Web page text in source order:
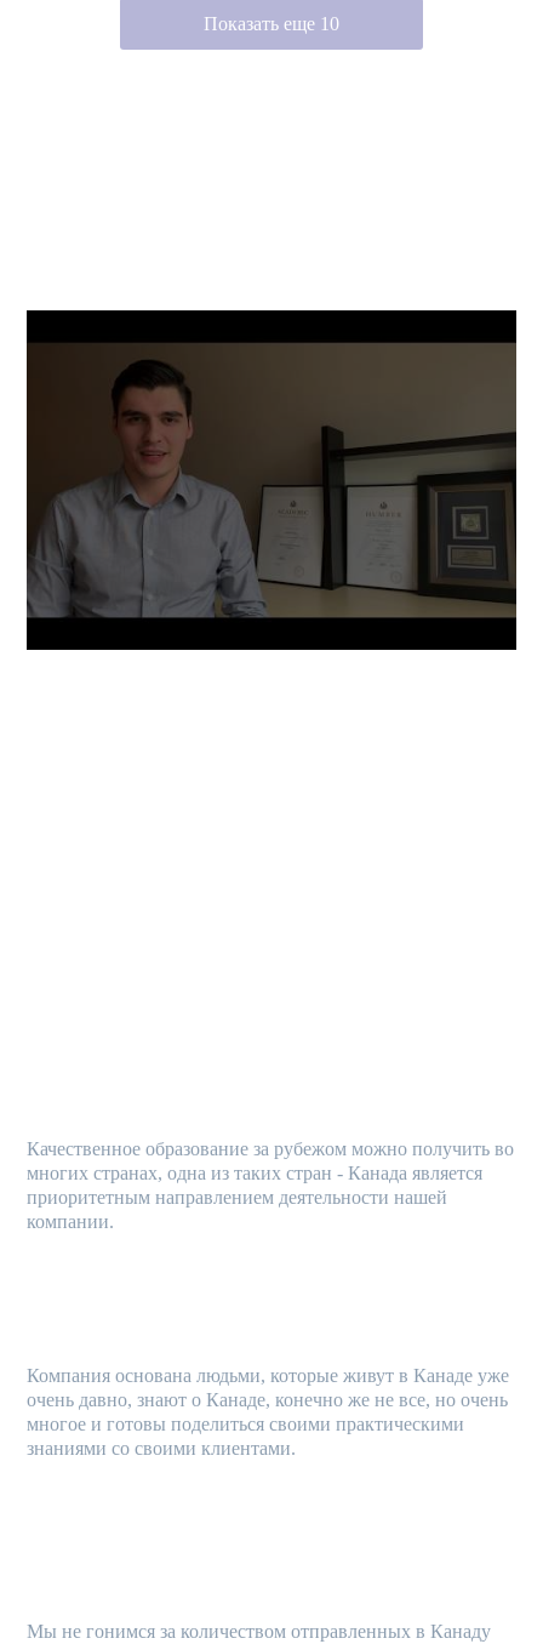
Показать еще 10
Качественное образование за рубежом можно получить во
многих странах, одна из таких стран - Канада является
приоритетным направлением деятельности нашей
компании.
Компания основана людьми, которые живут в Канаде уже
очень давно, знают о Канаде, конечно же не все, но очень
многое и готовы поделиться своими практическими
знаниями со своими клиентами.
Мы не гонимся за количеством отправленных в Канаду